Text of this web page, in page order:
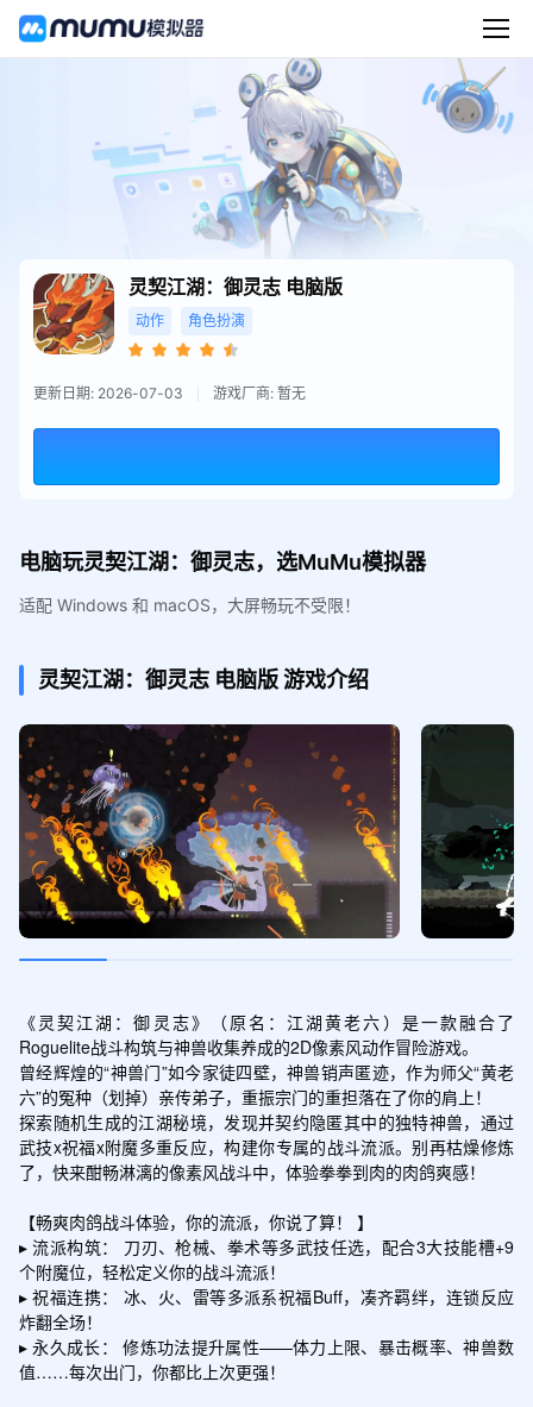
灵契江湖：御灵志 电脑版
动作 角色扮演
更新日期: 2026-07-03 游戏厂商: 暂无
电脑玩灵契江湖：御灵志，选MuMu模拟器
适配 Windows 和 macOS，大屏畅玩不受限！
灵契江湖：御灵志 电脑版游戏介绍
《灵契江湖：御灵志》（原名：江湖黄老六）是一款融合了
Roguelite战斗构筑与神兽收集养成的2D像素风动作冒险游戏。
曾经辉煌的“神兽门”如今家徒四壁，神兽销声匿迹，作为师父“黄老
六”的冤种（划掉）亲传弟子，重振宗门的重担落在了你的肩上！
探索随机生成的江湖秘境，发现并契约隐匿其中的独特神兽，通过
武技x祝福x附魔多重反应，构建你专属的战斗流派。别再枯燥修炼
了，快来酣畅淋漓的像素风战斗中，体验拳拳到肉的肉鸽爽感！
【畅爽肉鸽战斗体验，你的流派，你说了算！ 】
▸ 流派构筑： 刀刃、枪械、拳术等多武技任选，配合3大技能槽+9
个附魔位，轻松定义你的战斗流派！
▸ 祝福连携： 冰、火、雷等多派系祝福Buff，凑齐羁绊，连锁反应
炸翻全场！
▸ 永久成长： 修炼功法提升属性——体力上限、暴击概率、神兽数
值……每次出门，你都比上次更强！